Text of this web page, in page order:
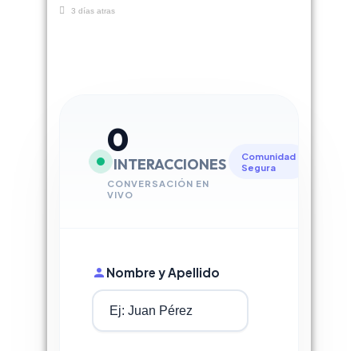
3 días atras
0
INTERACCIONES
CONVERSACIÓN EN
VIVO
Comunidad
Segura
Nombre y Apellido